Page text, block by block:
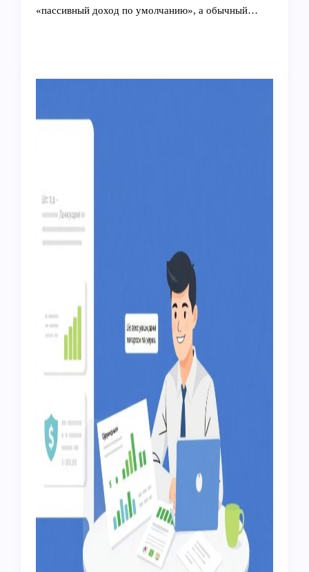
«пассивный доход по умолчанию», а обычный…